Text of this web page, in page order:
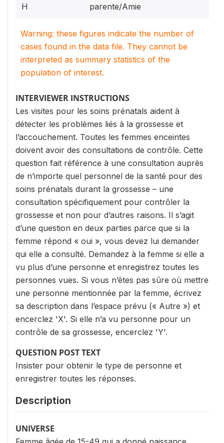
H parente/Amie
Warning: these figures indicate the number of
cases found in the data file. They cannot be
interpreted as summary statistics of the
population of interest.
INTERVIEWER INSTRUCTIONS
Les visites pour les soins prénatals aident à
détecter les problèmes liés à la grossesse et
l’accouchement. Toutes les femmes enceintes
doivent avoir des consultations de contrôle. Cette
question fait référence à une consultation auprès
de n’importe quel personnel de la santé pour des
soins prénatals durant la grossesse – une
consultation spécifiquement pour contrôler la
grossesse et non pour d’autres raisons. Il s’agit
d’une question en deux parties parce que si la
femme répond « oui », vous devez lui demander
qui elle a consulté. Demandez à la femme si elle a
vu plus d’une personne et enregistrez toutes les
personnes vues. Si vous n’êtes pas sûre où mettre
une personne mentionnée par la femme, écrivez
sa description dans l’espace prévu (« Autre ») et
encerclez 'X'. Si elle n’a vu personne pour un
contrôle de sa grossesse, encerclez 'Y'.
QUESTION POST TEXT
Insister pour obtenir le type de personne et
enregistrer toutes les réponses.
Description
UNIVERSE